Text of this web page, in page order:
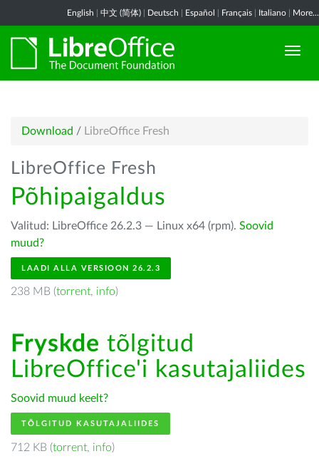
English 中文 (简体) Deutsch Español Français Italiano More...
Download / LibreOffice Fresh
LibreOffice Fresh
Põhipaigaldus
Valitud: LibreOffice 26.2.3 — Linux x64 (rpm). Soovid
muud?
LAADI ALLA VERSIOON 26.2.3
238 MB (torrent, info)
Fryskde tõlgitud
LibreOffice'i kasutajaliides
Soovid muud keelt?
TÕLGITUD KASUTAJALIIDES
712 KB (torrent, info)